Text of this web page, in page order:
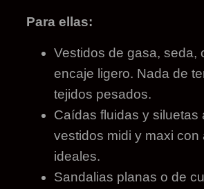
Para ellas:
Vestidos de gasa, seda,
encaje ligero. Nada de
tejidos pesados.
Caídas fluidas y siluetas
vestidos midi y maxi con
ideales.
Sandalias planas o de